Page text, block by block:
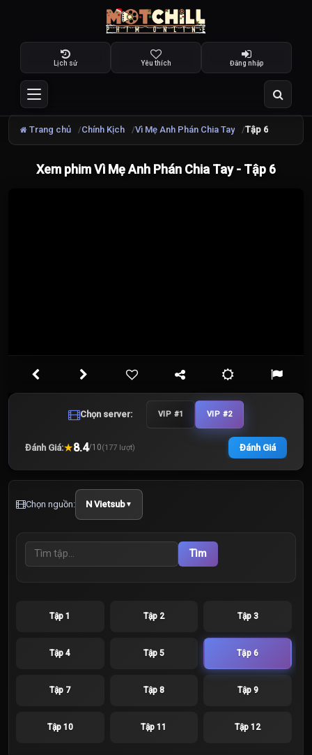
Lịch sử Yêu thích Đăng nhập
Trang chủ Chính Kịch Vì Mẹ Anh Phán Chia Tay Tập 6
Xem phim Vì Mẹ Anh Phán Chia Tay - Tập 6
Chọn server: VIP #1 VIP #2
Đánh Giá:★8.4/10(177 lượt) Đánh Giá
Chọn nguồn: N Vietsub▼
Tìm
Tập 1 Tập 2 Tập 3
Tập 4 Tập 5 Tập 6
Tập 7 Tập 8 Tập 9
Tập 10 Tập 11 Tập 12